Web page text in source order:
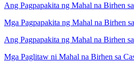
Ang Pagpapakita ng Mahal na Birhen
Mga Pagpapakita ng Mahal na Birhen
Ang Pagpapakita ng Mahal na Birhen
Mga Paglitaw ni Mahal na Birhen sa